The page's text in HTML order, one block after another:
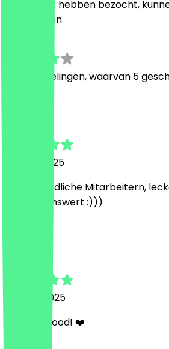
restaurant hebben bezocht,
achterlaten.
Beoordelingen, waarvan 5
29 april 2025
Sehr freundliche Mitarbeitern,
empfehlenswert :)))
1 maart 2025
Amazing food! ❤️